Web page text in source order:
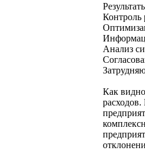
Контроль
Анализ
Как